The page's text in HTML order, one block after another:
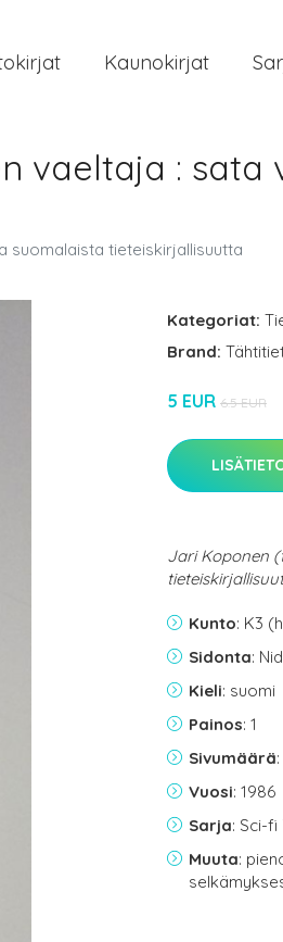
Kaunokirjat
vaeltaja : sata
suomalaista tieteiskirjallisuutta
Kategoriat:
Brand:
5 EUR 6.5 EUR
Jari Koponen
Kunto: K3
Sidonta:
Kieli: suomi
Painos: 1
Sivumäärä
Vuosi: 1986
Sarja: Sci-fi
Muuta: